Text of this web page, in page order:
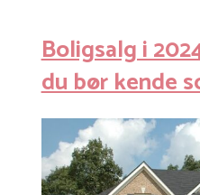
Boligsalg i
du bør kende